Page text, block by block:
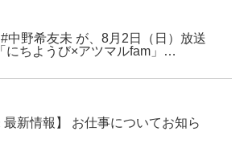
#中野希友未 が、8月2日（日）放送
にちようび×アツマルfam」…
最新情報】 お仕事についてお知ら